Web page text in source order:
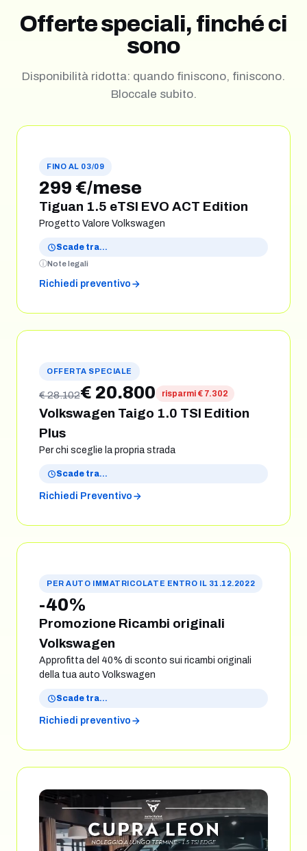
Offerte speciali, finché ci
sono
Disponibilità ridotta: quando finiscono, finiscono.
Bloccale subito.
FINO AL 03/09
299 €/mese
Tiguan 1.5 eTSI EVO ACT Edition
Progetto Valore Volkswagen
Scade tra…
Note legali
Richiedi preventivo
OFFERTA SPECIALE
€ 28.102€ 20.800 risparmi € 7.302
Volkswagen Taigo 1.0 TSI Edition
Plus
Per chi sceglie la propria strada
Scade tra…
Richiedi Preventivo
PER AUTO IMMATRICOLATE ENTRO IL 31.12.2022
-40%
Promozione Ricambi originali
Volkswagen
Approfitta del 40% di sconto sui ricambi originali
della tua auto Volkswagen
Scade tra…
Richiedi preventivo